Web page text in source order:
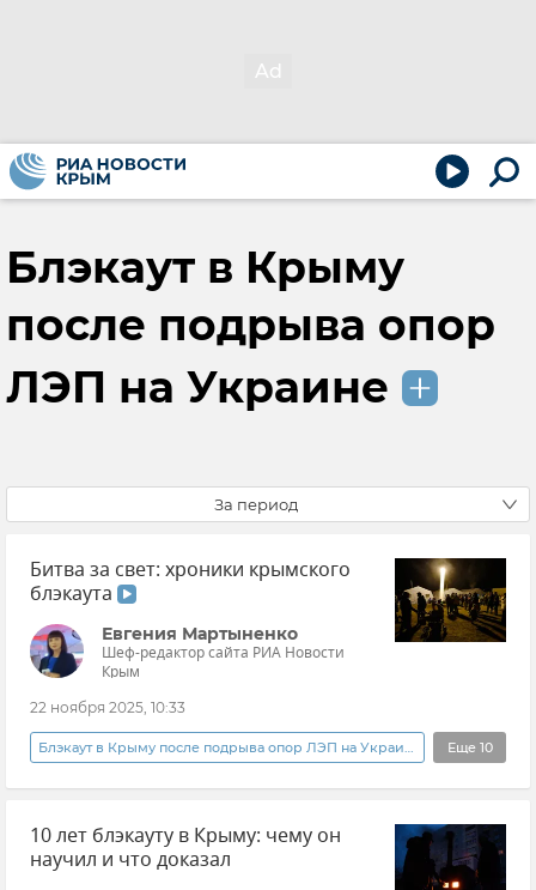
Блэкаут в Крыму
после подрыва опор
ЛЭП на Украине
За период
Битва за свет: хроники крымского
блэкаута
Евгения Мартыненко
Шеф-редактор сайта РИА Новости
Крым
22 ноября 2025, 10:33
Еще 10
Блэкаут в Крыму после подрыва опор ЛЭП на Украине
Новости Общество
Эксклюзивы РИА Новости Крым Крым
10 лет блэкауту в Крыму: чему он
научил и что доказал